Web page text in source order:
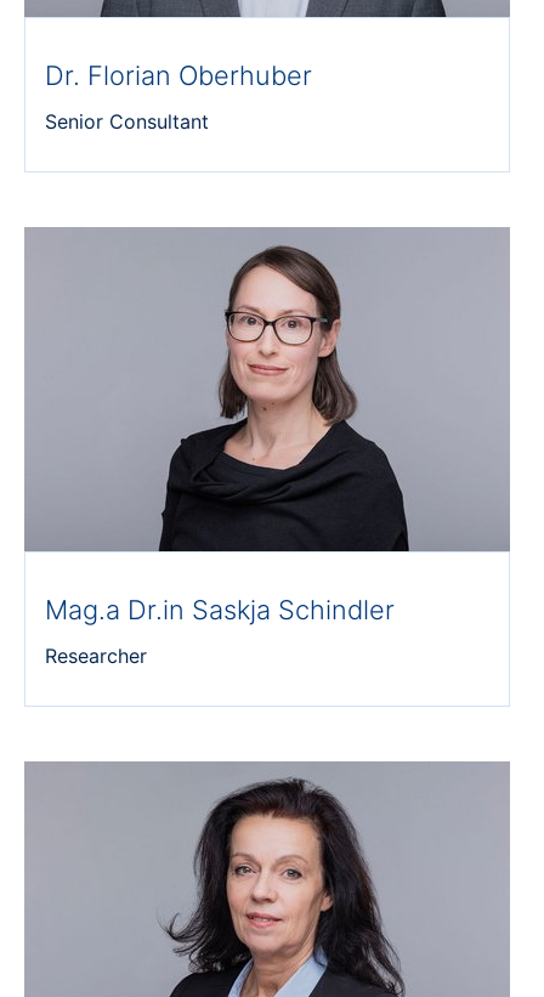
Dr. Florian Oberhuber
Senior Consultant
Mag.a Dr.in Saskja Schindler
Researcher